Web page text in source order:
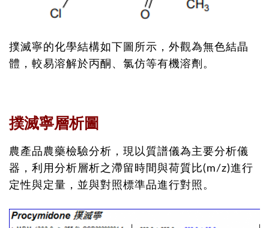
撲滅寧的化學結構如下圖所示，外觀為無色結晶
體，較易溶解於丙酮、氯仿等有機溶劑。
撲滅寧層析圖
農產品農藥檢驗分析，現以質譜儀為主要分析儀
器，利用分析層析之滯留時間與荷質比(m/z)進行
定性與定量，並與對照標準品進行對照。